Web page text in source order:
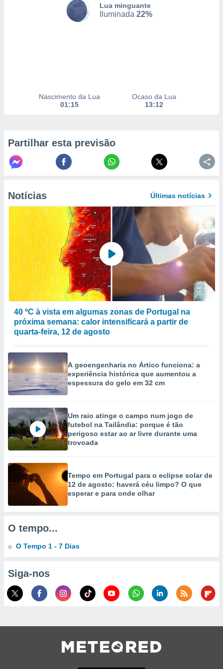
possam
tal,
ou opor-
qualquer
em “
na
de
ou aceder
num
utilizar
criar
da
dos
de
de dados
fontes,
Lua minguante
Iluminada 22%
Nascimento da Lua
01:15
Ocaso da Lua
13:12
Partilhar esta previsão
Notícias Últimas notícias
40 ºC à vista em algumas zonas de Portugal na
próxima semana: calor intensificará a partir de
quarta-feira, 12 de agosto
A geoengenharia no Ártico funciona: a
experiência histórica que aumentou a
espessura do gelo em 32 cm
Um raio atinge o campo num jogo de
futebol na Tailândia: porque é tão
perigoso estar ao ar livre durante uma
trovoada
Tempo em Portugal para o eclipse solar de
12 de agosto: haverá céu limpo? O que
esperar e para onde olhar
O tempo...
O Tempo 1 - 7 Dias
Siga-nos